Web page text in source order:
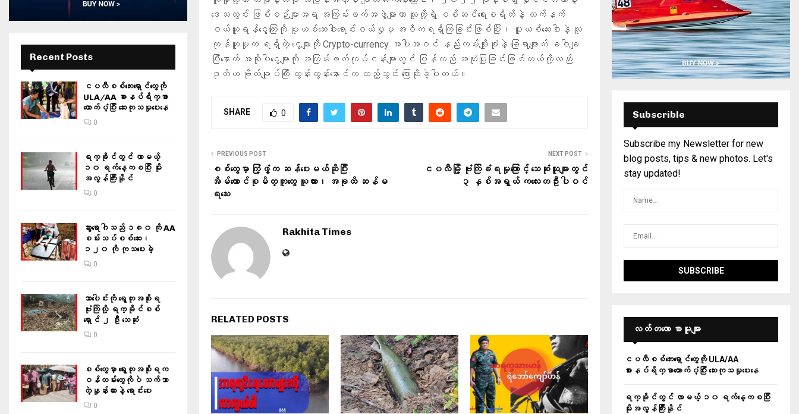
ဒေသတွင်း ဖြစ်စဉ်များအရ အကြမ်းဖက်အဖွဲ့များဟာ သူတို့ရဲ့ စစ်ဆင်ရေးစရိတ်နဲ့ လက်နက်
ဝယ်ယူရန်ငွေကြေးကို မူးယစ်ဆေးဝါးရောင်းဝယ်မှုမှ အဓိကရရှိကြခြင်းဖြစ်ပြီး၊ မူးယစ်ဆေးဝါးနဲ့ လူ
ကုန်ကူးမှုက ရရှိတဲ့ ငွေများကို Crypto-currency အပါအဝင် နည်းလမ်းမျိုးစုံနဲ့ ခြေရာဖျောက် ခဝါချ
ပြီးနောက် အဆိုပါငွေများကို အကြမ်းဖက်လုပ်ငန်းများတွင် ပြန်လည် အသုံးပြုခြင်းဖြစ်တယ်လို့လည်း
ဒုတိယ ဗိုလ်ချုပ်ကြီး ထွန်းထွန်းနောင်က ထည့်သွင်း ပြောဆိုခဲ့ပါတယ်။
SHARE 0
PREVIOUS POST
စစ်တွေမှာ ကြံ့ဖွံ့က ဆန်ပေးမယ်ဆိုပြီး
အိမ်ထောင်စုမိတ္တူတွေ ယူထား၊ အခုထိ ဆန်မ
ရသေး
NEXT POST
ငပလီမြို့ ဗုံးကြဲခံရမှုကြောင့် သေဆုံးသူများတွင်
၃ နှစ်အရွယ် ကလေးတဦးပါဝင်
Rakhita Times
RELATED POSTS
Recent Posts
ငပလီစစ်ဘေးရှောင်တွေကို
ULA/AA စားနပ်ရိက္ခာ
ထောက်ပံ့ပြီး ဆေးကုသမှုပေးနေ
0
ရက္ခိုင်တွင် လာမယ့်
၁၀ ရက်နေ့ကစပြီး မိုး
အလွန်ကြီးနိုင်
0
သွားရောဂါသည် ၁၈၀ ကို AA
စမ်းသပ်စစ်ဆေး၊
၁၂၀ ကို ကုသပေးခဲ့
0
သာပေါင်းကို ရွေတုအစိုးရ
ဗုံးကြဲလို့ ရက္ခိုင်စစ်
ရှောင် ၂ ဦး သေဆုံး
0
စစ်တွေမှာ ရွေးတုအစိုးရက
ဝန်ထမ်းတွေကိုပဲ သက်သာ
တဲ့နှုန်းထားနဲ့ ရောင်းပေး
0
Subscrible
Subscribe my Newsletter for new
blog posts, tips & new photos. Let's
stay updated!
လတ်တ‌လော စာမူများ
ငပလီစစ်ဘေးရှောင်တွေကို ULA/AA
စားနပ်ရိက္ခာထောက်ပံ့ပြီး ဆေးကုသမှုပေးနေ
ရက္ခိုင်တွင် လာမယ့် ၁၀ ရက်နေ့ကစပြီး
မိုးအလွန်ကြီးနိုင်